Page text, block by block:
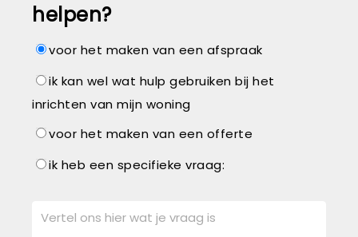
helpen?
voor het maken van een afspraak
ik kan wel wat hulp gebruiken bij het
inrichten van mijn woning
voor het maken van een offerte
ik heb een specifieke vraag: